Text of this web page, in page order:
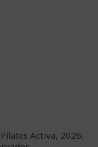
Activa, 2026.